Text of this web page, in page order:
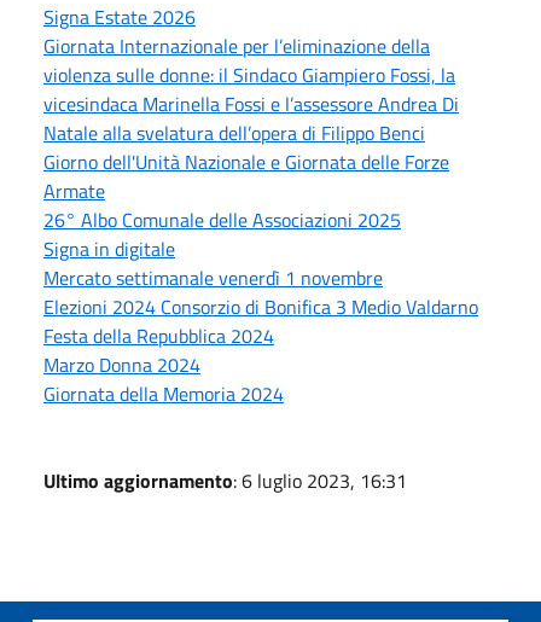
Signa Estate 2026
Giornata Internazionale per l’eliminazione della
violenza sulle donne: il Sindaco Giampiero Fossi, la
vicesindaca Marinella Fossi e l’assessore Andrea Di
Natale alla svelatura dell’opera di Filippo Benci
Giorno dell'Unità Nazionale e Giornata delle Forze
Armate
26° Albo Comunale delle Associazioni 2025
Signa in digitale
Mercato settimanale venerdì 1 novembre
Elezioni 2024 Consorzio di Bonifica 3 Medio Valdarno
Festa della Repubblica 2024
Marzo Donna 2024
Giornata della Memoria 2024
Ultimo aggiornamento: 6 luglio 2023, 16:31